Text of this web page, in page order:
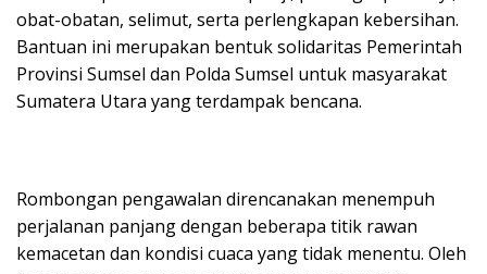
obat-obatan, selimut, serta perlengkapan kebersihan.
Bantuan ini merupakan bentuk solidaritas Pemerintah
Provinsi Sumsel dan Polda Sumsel untuk masyarakat
Sumatera Utara yang terdampak bencana.
Rombongan pengawalan direncanakan menempuh
perjalanan panjang dengan beberapa titik rawan
kemacetan dan kondisi cuaca yang tidak menentu. Oleh